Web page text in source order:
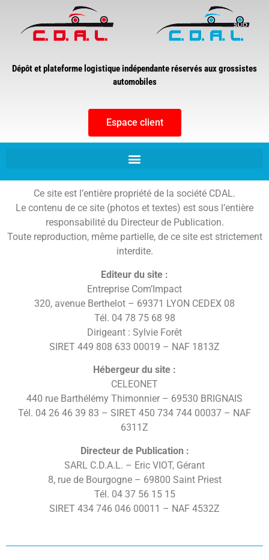
Dépôt et plateforme logistique indépendante réservés aux grossistes
automobiles
Espace client
Ce site est l’entière propriété de la société CDAL.
Le contenu de ce site (photos et textes) est sous l’entière
responsabilité du Directeur de Publication.
Toute reproduction, même partielle, de ce site est strictement
interdite.
Editeur du site :
Entreprise Com’Impact
320, avenue Berthelot – 69371 LYON CEDEX 08
Tél. 04 78 75 68 98
Dirigeant : Sylvie Forêt
SIRET 449 808 633 00019 – NAF 1813Z
Hébergeur du site :
CELEONET
440 rue Barthélémy Thimonnier – 69530 BRIGNAIS
Tél. 04 26 46 39 83 – SIRET 450 734 744 00037 – NAF
6311Z
Directeur de Publication :
SARL C.D.A.L. – Eric VIOT, Gérant
8, rue de Bourgogne – 69800 Saint Priest
Tél. 04 37 56 15 15
SIRET 434 746 046 00011 – NAF 4532Z